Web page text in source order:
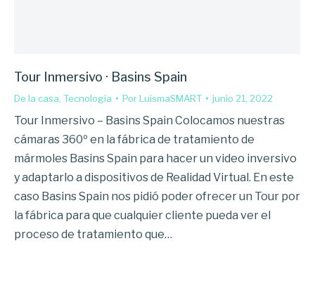
Tour Inmersivo · Basins Spain
De la casa, Tecnología PorLuismaSMART junio 21, 2022
Tour Inmersivo – Basins Spain Colocamos nuestras
cámaras 360º en la fábrica de tratamiento de
mármoles Basins Spain para hacer un video inversivo
y adaptarlo a dispositivos de Realidad Virtual. En este
caso Basins Spain nos pidió poder ofrecer un Tour por
la fábrica para que cualquier cliente pueda ver el
proceso de tratamiento que…